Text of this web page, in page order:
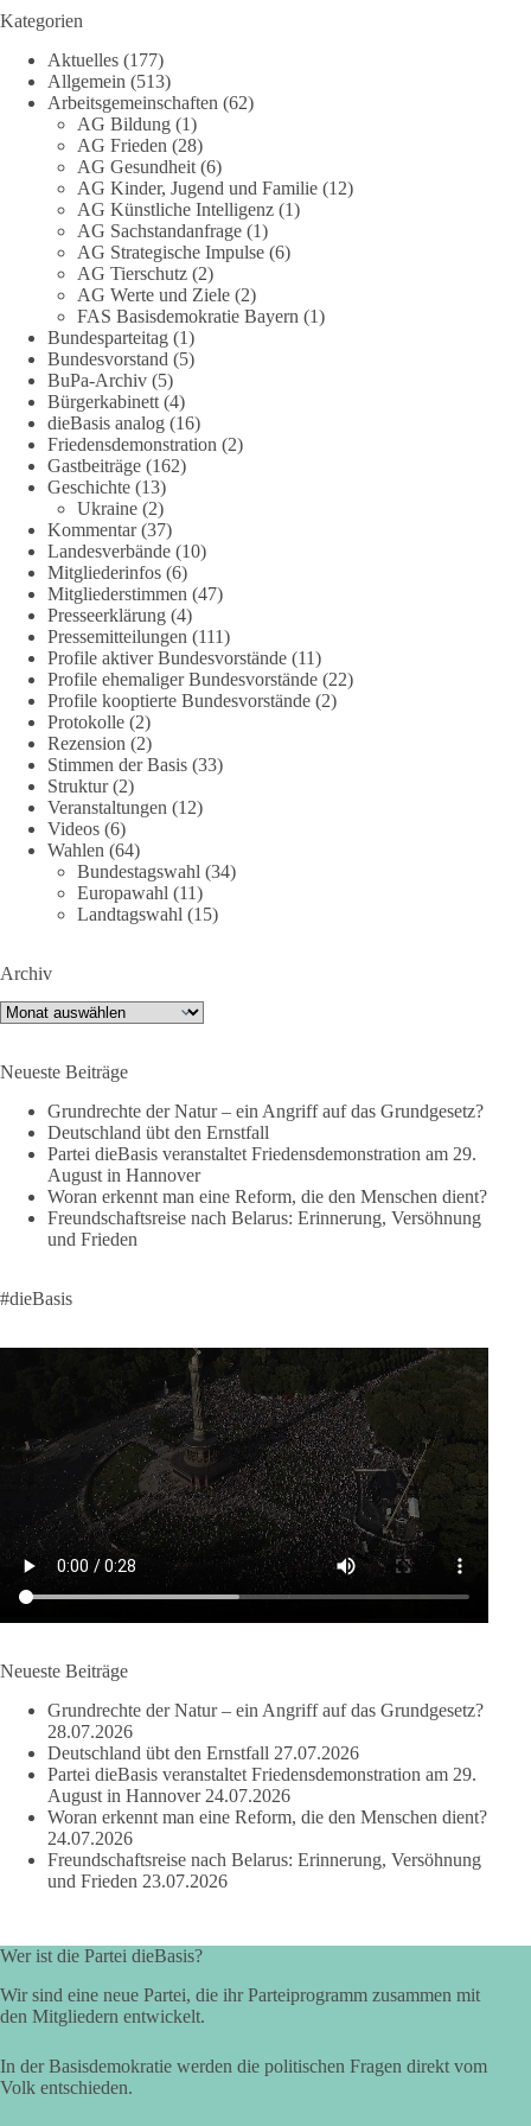
🟩🟩🟦🟦🟥🟥🟧🟧
Eine demokratische Gesellschaft lebt nicht davon, unbequeme
Fragen zu vermeiden. Sie lebt davon, Fragen offen zu stellen
und transparent zu beantworten.
dieBasis fordert deshalb weiterhin eine unabhängige,
vollständige und transparente Aufarbeitung der Corona-Politik.
Ohne Denkverbote, ohne Vorverurteilungen und ohne Tabus.
Quellen:
https://apnews.com/article/fauci-diaries-covid-origins-
rand-paul-6b25da9f75a0becbaf2886ab22643e67
https://www.tichyseinblick.de/kolumnen/aus-aller-welt/usa-
tagebuch-fauci-corona-impfung/
#dieBasis #Corona #Aufarbeitung
#Vertrauen
36 60
DieBasis
1 Tag zuvor
🕊 Wir wollen den Krieg mit Russland nicht!
Am 20. Juni 2026 fand in Berlin am Brandenburger Tor die
Demonstration mit dem Motto „Russland ist nicht unser
Feind“ statt.
Hier ein Auszug aus der Rede von der
Bundestagsabgeordneten Sevim Dağdelen (BSW).
„Wir müssen Nein sagen zu diesem stinkenden
Revanchismus!“
si=2b_C6GgNY9EB-rXw
❤️ Wir freuen uns über deine Unterstützung:
https://diebasis.de/spenden/
#dieBasis #frieden #russandistnichtunserFeind #friedenspartei
377 168
Wusstest du, dass ein guter Antrag nicht besser oder schlechter
wird, nur weil er von einer bestimmten Partei kommt?
Sachsen-Anhalt braucht Lösungen für Schule, Pflege,
Wirtschaft, Infrastruktur und die Kommunen. Diese Probleme
werden nicht kleiner, wenn im Landtag zuerst auf Parteifarbe
und erst danach auf den Inhalt geschaut wird.
🟩🟩🟦🟦🟥🟥🟧🟧
und den Menschen wirklich nützt.
wenn er Sachsen-Anhalt nicht weiterbringt.
💬 Was ist dir wichtiger: der Absender eines Antrags oder das
Ergebnis für Sachsen-Anhalt?
#dieBasis #sachsenanhalt
👉 Folgen:
24 6 2 Auf Facebook ansehen
2 Tage(n) zuvor
Kategorien
Aktuelles (177)
Allgemein (513)
Arbeitsgemeinschaften (62)
AG Bildung (1)
AG Frieden (28)
AG Gesundheit (6)
AG Kinder, Jugend und Familie (12)
AG Künstliche Intelligenz (1)
AG Sachstandanfrage (1)
AG Strategische Impulse (6)
AG Tierschutz (2)
AG Werte und Ziele (2)
FAS Basisdemokratie Bayern (1)
Bundesparteitag (1)
Bundesvorstand (5)
BuPa-Archiv (5)
Bürgerkabinett (4)
dieBasis analog (16)
Friedensdemonstration (2)
Gastbeiträge (162)
Geschichte (13)
Ukraine (2)
Kommentar(37)
Landesverbände (10)
Mitgliederinfos (6)
Mitgliederstimmen (47)
Presseerklärung (4)
Pressemitteilungen (111)
Profile aktiver Bundesvorstände (11)
Profile ehemaliger Bundesvorstände (22)
Profile kooptierte Bundesvorstände (2)
Protokolle (2)
Rezension (2)
Stimmen der Basis (33)
Struktur(2)
Veranstaltungen (12)
Videos (6)
Wahlen (64)
Bundestagswahl (34)
Europawahl (11)
Landtagswahl (15)
Archiv
Archiv
Neueste Beiträge
Grundrechte der Natur – ein Angriff auf das Grundgesetz?
Deutschland übt den Ernstfall
Partei dieBasis veranstaltet Friedensdemonstration am 29.
August in Hannover
Woran erkennt man eine Reform, die den Menschen dient?
Freundschaftsreise nach Belarus: Erinnerung, Versöhnung
und Frieden
#dieBasis
Neueste Beiträge
Grundrechte der Natur – ein Angriff auf das Grundgesetz?
28.07.2026
Deutschland übt den Ernstfall 27.07.2026
Partei dieBasis veranstaltet Friedensdemonstration am 29.
August in Hannover 24.07.2026
Woran erkennt man eine Reform, die den Menschen dient?
24.07.2026
Freundschaftsreise nach Belarus: Erinnerung, Versöhnung
und Frieden 23.07.2026
Wer ist die Partei dieBasis?
Wir sind eine neue Partei, die ihr Parteiprogramm zusammen mit
den Mitgliedern entwickelt.
In der Basisdemokratie werden die politischen Fragen direkt vom
Volk entschieden.